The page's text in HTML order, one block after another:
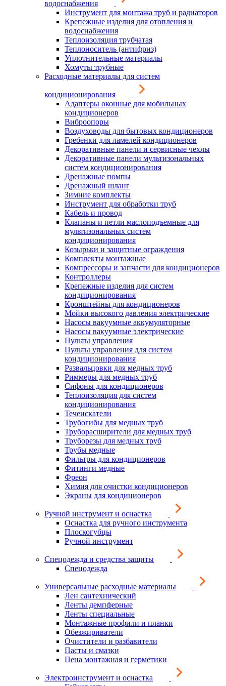
водоснабжения
Инструмент для монтажа труб и радиаторов
Крепежные изделия для отопления и
водоснабжения
Теплоизоляция трубчатая
Теплоноситель (антифриз)
Уплотнительные материалы
Хомуты трубные
Расходные материалы для систем
кондиционирования
Адаптеры оконные для мобильных
кондиционеров
Виброопоры
Воздуховоды для бытовых кондиционеров
Гребенки для ламелей кондиционеров
Декоративные панели и сервисные чехлы
Декоративные панели мультизональных
систем кондиционирования
Дренажные помпы
Дренажный шланг
Зимние комплекты
Инструмент для обработки труб
Кабель и провод
Клапаны и петли маслоподъемные для
мультизональных систем
кондиционирования
Козырьки и защитные ограждения
Комплекты монтажные
Компрессоры и запчасти для кондиционеров
Контроллеры
Крепежные изделия для систем
кондиционирования
Кронштейны для кондиционеров
Мойки высокого давления электрические
Насосы вакуумные аккумуляторные
Насосы вакуумные электрические
Пульты управления
Пульты управления для систем
кондиционирования
Развальцовки для медных труб
Риммеры для медных труб
Сифоны для кондиционеров
Теплоизоляция для систем
кондиционирования
Течеискатели
Трубогибы для медных труб
Труборасширители для медных труб
Труборезы для медных труб
Трубы медные
Фильтры для кондиционеров
Фитинги медные
Фреон
Химия для очистки кондиционеров
Экраны для кондиционеров
Ручной инструмент и оснастка
Оснастка для ручного инструмента
Плоскогубцы
Ручной инструмент
Спецодежда и средства защиты
Спецодежда
Универсальные расходные материалы
Лен сантехнический
Ленты демпферные
Ленты специальные
Монтажные профили и планки
Обезжириватели
Очистители и разбавители
Пасты и смазки
Пена монтажная и герметики
Электроинструмент и оснастка